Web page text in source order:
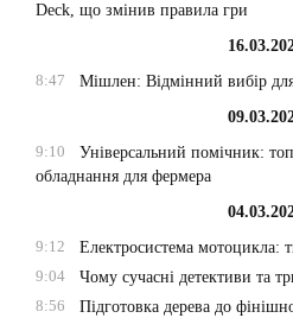
Deck, що змінив правила гри
8:47
Мішлен: Відмінний вибір
9:10
Універсальний помічник:
обладнання для фермера
9:12
Електросистема мотоцикла:
9:04
Чому сучасні детективи та
8:56
Підготовка дерева до